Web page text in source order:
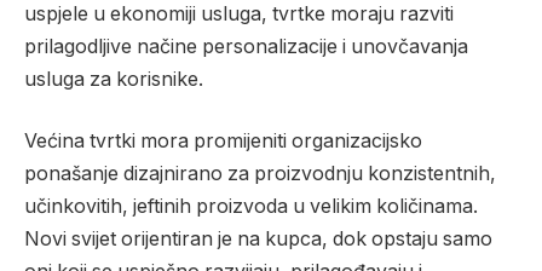
uspjele u ekonomiji usluga, tvrtke moraju razviti
prilagodljive načine personalizacije i unovčavanja
usluga za korisnike.
Većina tvrtki mora promijeniti organizacijsko
ponašanje dizajnirano za proizvodnju konzistentnih,
učinkovitih, jeftinih proizvoda u velikim količinama.
Novi svijet orijentiran je na kupca, dok opstaju samo